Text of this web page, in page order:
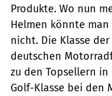
Produkte. Wo nun
Helmen könnte man
nicht. Die Klasse
deutschen
zu den Topsellern
Golf-Klasse bei den